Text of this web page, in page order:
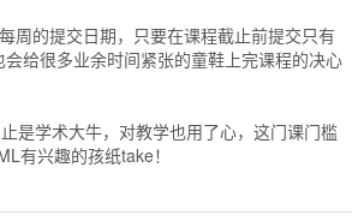
周的提交日期，只要在课程截止前提交只有
给很多业余时间紧张的童鞋上完课程的决心
是学术大牛，对教学也用了心，这门课门槛
有兴趣的孩纸take！